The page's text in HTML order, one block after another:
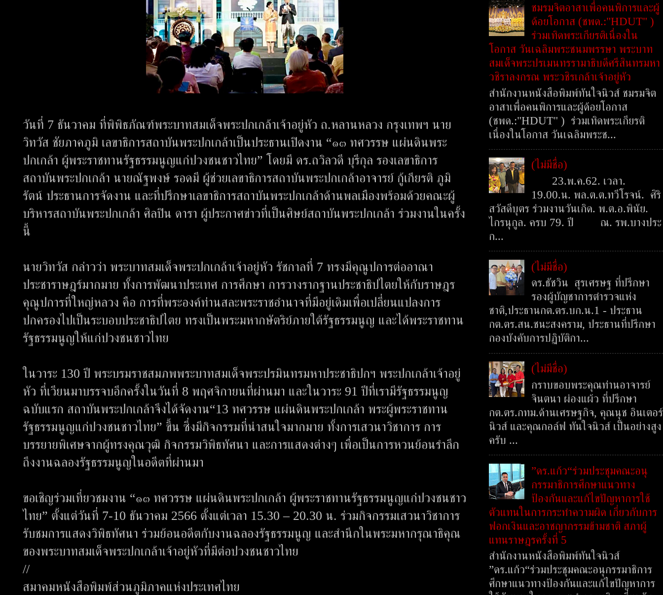
วันที่ 7 ธันวาคม ที่พิพิธภัณฑ์พระบาทสมเด็จพระปกเกล้าเจ้าอยู่หัว ถ.หลานหลวง กรุงเทพฯ นาย
วิทวัส ชัยภาคภูมิ เลขาธิการสถาบันพระปกเกล้าเป็นประธานเปิดงาน “๑๓ ทศวรรษ แผ่นดินพระ
ปกเกล้า ผู้พระราชทานรัฐธรรมนูญแก่ปวงชนชาวไทย” โดยมี ดร.ถวิลวดี บุรีกุล รองเลขาธิการ
สถาบันพระปกเกล้า นายณัฐพงษ์ รอดมี ผู้ช่วยเลขาธิการสถาบันพระปกเกล้าอาจารย์ กู้เกียรติ ภูมิ
รัตน์ ประธานการจัดงาน และที่ปรึกษาเลขาธิการสถาบันพระปกเกล้าด้านพลเมืองพร้อมด้วยคณะผู้
บริหารสถาบันพระปกเกล้า ศิลปิน ดารา ผู้ประกาศข่าวที่เป็นศิษย์สถาบันพระปกเกล้า ร่วมงานในครั้ง
นี้
นายวิทวัส กล่าวว่า พระบาทสมเด็จพระปกเกล้าเจ้าอยู่หัว รัชกาลที่ 7 ทรงมีคุณูปการต่ออาณา
ประชาราษฎร์มากมาย ทั้งการพัฒนาประเทศ การศึกษา การวางรากฐานประชาธิปไตยให้กับราษฎร
คุณูปการที่ใหญ่หลวง คือ การที่พระองค์ท่านสละพระราชอำนาจที่มีอยู่เดิมเพื่อเปลี่ยนแปลงการ
ปกครองไปเป็นระบอบประชาธิปไตย ทรงเป็นพระมหากษัตริย์ภายใต้รัฐธรรมนูญ และได้พระราชทาน
รัฐธรรมนูญให้แก่ปวงชนชาวไทย
ในวาระ 130 ปี พระบรมราชสมภพพระบาทสมเด็จพระปรมินทรมหาประชาธิปกฯ พระปกเกล้าเจ้าอยู่
หัว ที่เวียนมาบรรจบอีกครั้งในวันที่ 8 พฤศจิกายนที่ผ่านมา และในวาระ 91 ปีที่เรามีรัฐธรรมนูญ
ฉบับแรก สถาบันพระปกเกล้าจึงได้จัดงาน“13 ทศวรรษ แผ่นดินพระปกเกล้า พระผู้พระราชทาน
รัฐธรรมนูญแก่ปวงชนชาวไทย” ขึ้น ซึ่งมีกิจกรรมที่น่าสนใจมากมาย ทั้งการเสวนาวิชาการ การ
บรรยายพิเศษจากผู้ทรงคุณวุฒิ กิจกรรมวิพิธทัศนา และการแสดงต่างๆ เพื่อเป็นการหวนย้อนรำลึก
ถึงงานฉลองรัฐธรรมนูญในอดีตที่ผ่านมา
ขอเชิญร่วมเที่ยวชมงาน “๑๓ ทศวรรษ แผ่นดินพระปกเกล้า ผู้พระราชทานรัฐธรรมนูญแก่ปวงชนชาว
ไทย” ตั้งแต่วันที่ 7-10 ธันวาคม 2566 ตั้งแต่เวลา 15.30 – 20.30 น. ร่วมกิจกรรมเสวนาวิชาการ
รับชมการแสดงวิพิธทัศนา ร่วมย้อนอดีตกับงานฉลองรัฐธรรมนูญ และสำนึกในพระมหากรุณาธิคุณ
ของพระบาทสมเด็จพระปกเกล้าเจ้าอยู่หัวที่มีต่อปวงชนชาวไทย
//
สมาคมหนังสือพิมพ์ส่วนภูมิภาคแห่งประเทศไทย
ชมรมจิตอาสาเพื่อคนพิการและผู้
ด้อยโอกาส (ชพด.:"HDUT" )
ร่วมเทิดพระเกียรติเนื่องใน
โอกาส วันเฉลิมพระชนมพรรษา พระบาท
สมเด็จพระปรเมนทรรามาธิบดีศรีสินทรมหา
วชิราลงกรณ พระวชิรเกล้าเจ้าอยู่หัว
สำนักงานหนังสือพิมพ์ทันใจนิวส์ ชมรมจิต
อาสาเพื่อคนพิการและผู้ด้อยโอกาส
(ชพด.:"HDUT" ) ร่วมเทิดพระเกียรติ
เนื่องในโอกาส วันเฉลิมพระช...
(ไม่มีชื่อ)
23.พ.ค.62. เวลา.
19.00.น. พล.ต.ต.ทวีโรจน์. ศิริ
สวัสดีบุตร ร่วมงานวันเกิด. พ.ต.อ.พินัย.
ไกรนุกูล. ครบ 79. ปี ณ. รพ.บางประ
ก...
(ไม่มีชื่อ)
ดร.ธัชวิน สุรเศรษฐ ที่ปรึกษา
รองผู้บัญชาการตำรวจแห่ง
ชาติ,ประธานกต.ตร.บก.น.1 - ประธาน
กต.ตร.สน.ชนะสงคราม, ประธานที่ปรึกษา
กองบังคับการปฏิบัติกา...
(ไม่มีชื่อ)
กราบขอบพระคุณท่านอาจารย์
จินตนา ผ่องแผ้ว ที่ปรึกษา
กต.ตร.กทม.ด้านเศรษฐกิจ, คุณนุช อินเตอร์
นิวส์ และคุณกอล์ฟ ทันใจนิวส์ เป็นอย่างสูง
ครับ ...
”ดร.แก้ว“ร่วมประชุมคณะอนุ
กรรมาธิการศึกษาแนวทาง
ป้องกันและแก้ไขปัญหาการใช้
ตัวแทนในการกระทำความผิด เกี่ยวกับการ
ฟอกเงินและอาชญากรรมข้ามชาติ สภาผู้
แทนราษฎรครั้งที่ 5
สำนักงานหนังสือพิมพ์ทันใจนิวส์
”ดร.แก้ว“ร่วมประชุมคณะอนุกรรมาธิการ
ศึกษาแนวทางป้องกันและแก้ไขปัญหาการ